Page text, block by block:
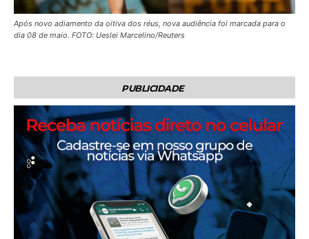
Após novo adiamento da oitiva dos réus, nova audiência foi marcada para o
dia 08 de maio. FOTO: Ueslei Marcelino/Reuters
PUBLICIDADE